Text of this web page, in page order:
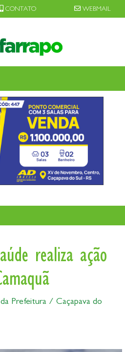
CONTATO WEBMAIL
realiza ação
Prefeitura / Caçapava do